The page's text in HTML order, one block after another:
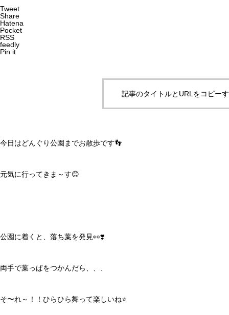
Tweet
Share
Hatena
Pocket
RSS
feedly
Pin it
記事のタイトルとURLをコピー
今日はどんぐり公園までお散歩です👣
元気に行ってきま～す😊
公園に着くと、落ち葉を発見👀❣️
両手で葉っぱをつかんだら、、、
そ〜れ～！！ひらひら舞って楽しいね⭐️